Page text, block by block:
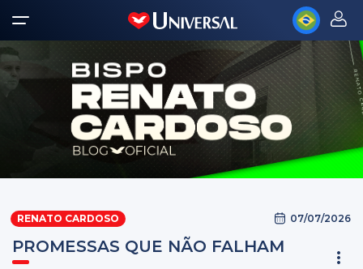
RENATO CARDOSO 07/07/2026
PROMESSAS QUE NÃO FALHAM